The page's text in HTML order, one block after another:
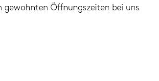
gewohnten Öffnungszeiten bei uns